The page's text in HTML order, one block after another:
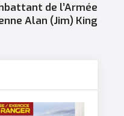
de l’Armée
Alan (Jim) King